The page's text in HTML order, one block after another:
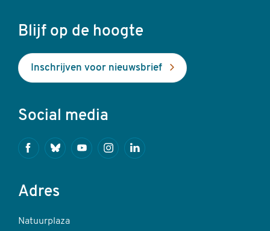
Blijf op de hoogte
Inschrijven voor nieuwsbrief
Social media
FacebookBlueskyYoutubeInstagramLinkedin
Adres
Natuurplaza